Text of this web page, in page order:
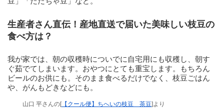
生産者さん直伝！産地直送で届いた美味しい枝豆の
食べ方は？
我が家では、朝の収穫時についでに自宅用にも収穫し、朝す
ぐ茹でてしまいます。おやつにとても重宝します。もちろん
ビールのお供にも。そのまま食べるだけでなく、枝豆ごはん
や、がんもどきなどにも。
山口 平さんの[【クール便】ちへいの枝豆 茶豆]より